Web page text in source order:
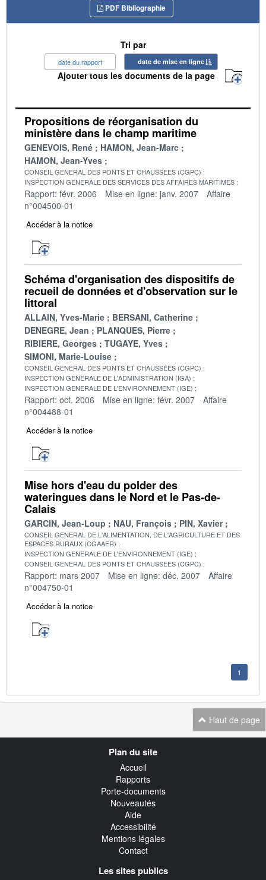
PDF Bibliographie
Tri par
date du rapport date de mise en ligne
Ajouter tous les documents de la page
Propositions de réorganisation du
ministère dans le champ maritime
GENEVOIS, René
HAMON, Jean-Marc
HAMON, Jean-Yves
CONSEIL GENERAL DES PONTS ET CHAUSSEES (CGPC)
INSPECTION GENERALE DES SERVICES DES AFFAIRES MARITIMES
Rapport: févr. 2006 Mise en ligne: janv. 2007
Affaire
n°004500-01
Accéder à la notice
Schéma d'organisation des dispositifs de
recueil de données et d'observation sur le
littoral
ALLAIN, Yves-Marie
BERSANI, Catherine
DENEGRE, Jean
PLANQUES, Pierre
RIBIERE, Georges
TUGAYE, Yves
SIMONI, Marie-Louise
CONSEIL GENERAL DES PONTS ET CHAUSSEES (CGPC)
INSPECTION GENERALE DE L'ADMINISTRATION (IGA)
INSPECTION GENERALE DE L'ENVIRONNEMENT (IGE)
Rapport: oct. 2006 Mise en ligne: févr. 2007
Affaire
n°004488-01
Accéder à la notice
Mise hors d'eau du polder des
wateringues dans le Nord et le Pas-de-
Calais
GARCIN, Jean-Loup NAU, François PIN, Xavier
CONSEIL GENERAL DE L'ALIMENTATION, DE L'AGRICULTURE ET DES
ESPACES RURAUX (CGAAER)
INSPECTION GENERALE DE L'ENVIRONNEMENT (IGE)
CONSEIL GENERAL DES PONTS ET CHAUSSEES (CGPC)
Rapport: mars 2007 Mise en ligne: déc. 2007
Affaire
n°004750-01
Accéder à la notice
1
Haut de page
Plan du site
Accueil
Rapports
Porte-documents
Nouveautés
Aide
Accessibilité
Mentions légales
Contact
Les sites publics